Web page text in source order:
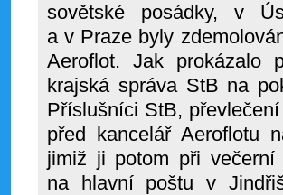
sovětské posádky, v
a v Praze byly
Aeroflot. Jak prokázalo
krajská správa StB na
Příslušníci StB,
před kancelář Aeroflotu
jimiž ji potom při večerní
na hlavní poštu v